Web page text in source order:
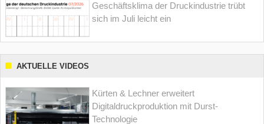
Geschäftsklima der Druckindustrie trübt
sich im Juli leicht ein
AKTUELLE VIDEOS
Kürten & Lechner erweitert
Digitaldruckproduktion mit Durst-
Technologie